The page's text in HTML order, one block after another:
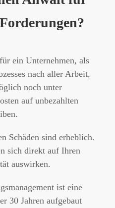
ein Unternehmen, als
nach aller Arbeit,
noch unter
auf unbezahlten
Schäden sind erheblich.
sich direkt auf Ihren
auswirken.
ist eine
30 Jahren aufgebaut